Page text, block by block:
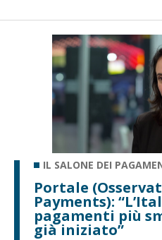
IL SALONE DEI
Portale
Payments):
pagamenti più
già iniziato”